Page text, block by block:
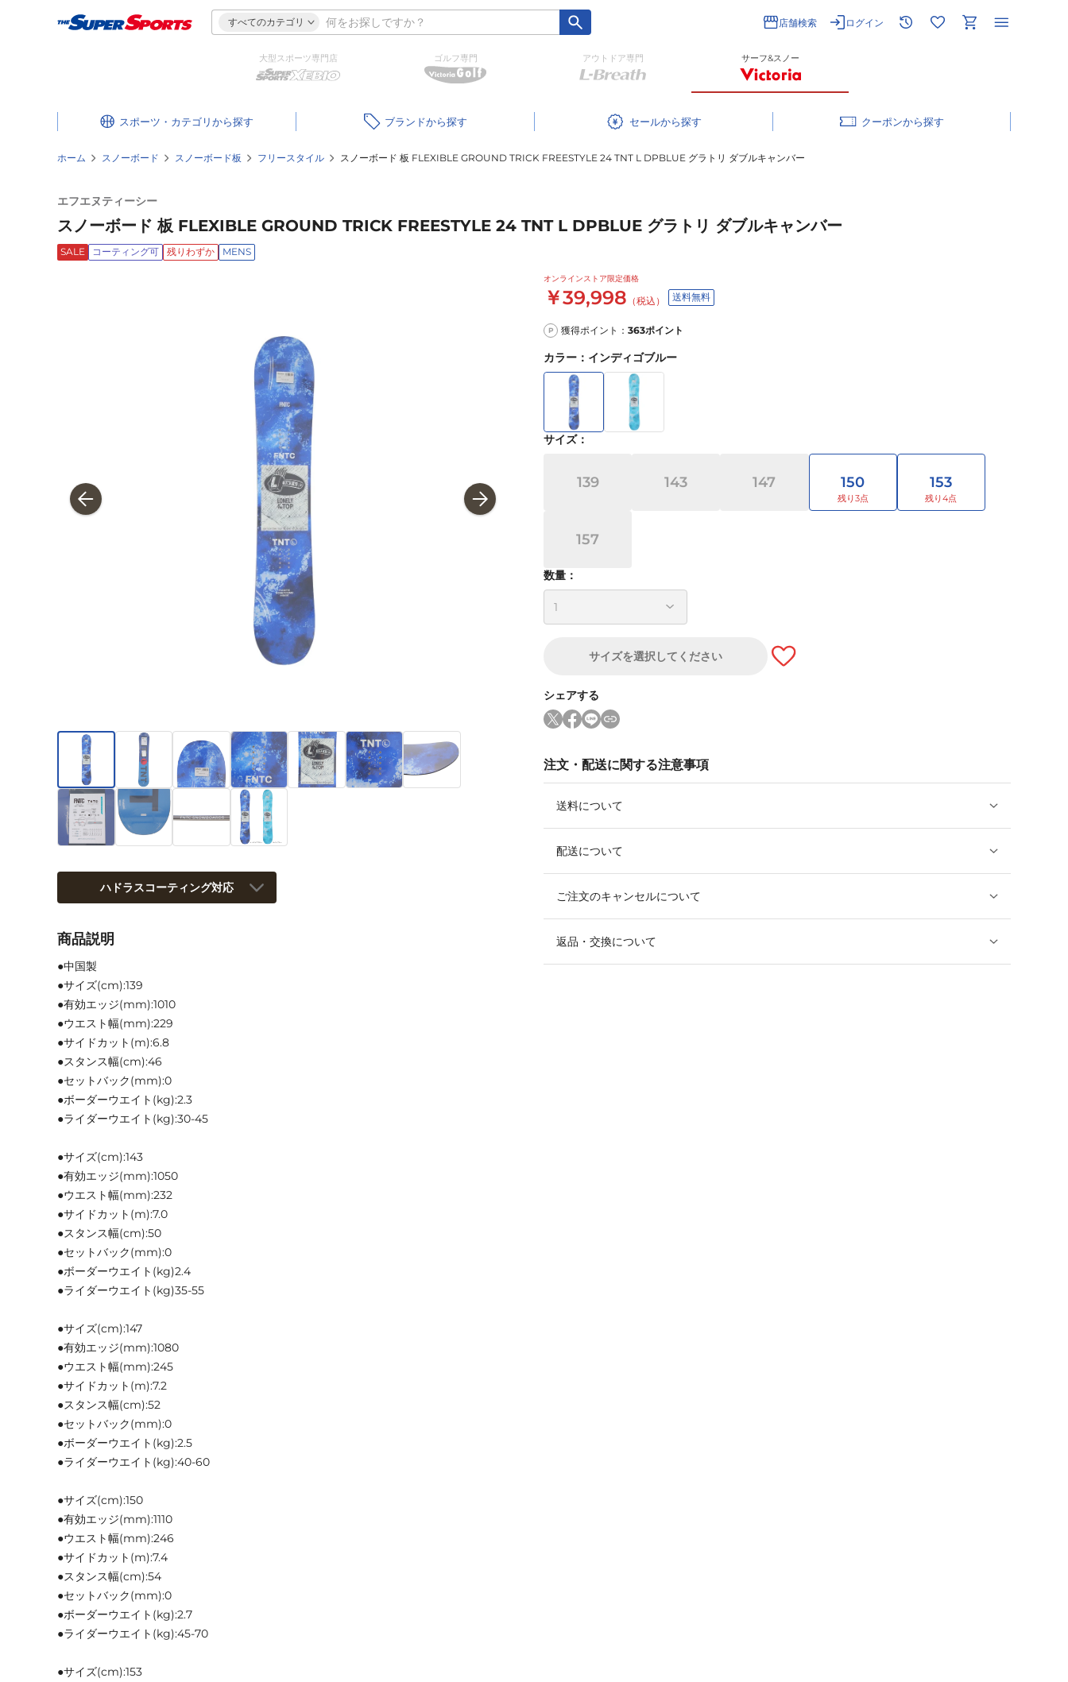
すべてのカテゴリ 店舗検索 ログイン
大型スポーツ専門店 ゴルフ専門 アウトドア専門 サーフ&スノー
スポーツ・カテゴリ ブランド セール クーポン
ホーム スノーボード スノーボード板 フリースタイル スノーボード 板 FLEXIBLE GROUND TRICK FREESTYLE 24 TNT L DPBLUE グラトリ ダブルキャンバー
エフエヌティーシー
スノーボード 板 FLEXIBLE GROUND TRICK FREESTYLE 24 TNT L DPBLUE グラトリ ダブルキャンバー
SALE コーティング可 残りわずか MENS
オンラインストア限定価格
￥39,998 （税込） 送料無料
P 獲得ポイント： 363ポイント
カラー ： インディゴブルー
サイズ：
139 143 147 150 153
157
数量：
サイズを選択してください
シェアする
注文・配送に関する注意事項
送料について
配送について
ご注文のキャンセルについて
返品・交換について
ハドラスコーティング対応
商品説明
●中国製
●サイズ(cm):139
●有効エッジ(mm):1010
●ウエスト幅(mm):229
●サイドカット(m):6.8
●スタンス幅(cm):46
●セットバック(mm):0
●ボーダーウエイト(kg):2.3
●ライダーウエイト(kg):30-45
●サイズ(cm):143
●有効エッジ(mm):1050
●ウエスト幅(mm):232
●サイドカット(m):7.0
●スタンス幅(cm):50
●セットバック(mm):0
●ボーダーウエイト(kg)2.4
●ライダーウエイト(kg)35-55
●サイズ(cm):147
●有効エッジ(mm):1080
●ウエスト幅(mm):245
●サイドカット(m):7.2
●スタンス幅(cm):52
●セットバック(mm):0
●ボーダーウエイト(kg):2.5
●ライダーウエイト(kg):40-60
●サイズ(cm):150
●有効エッジ(mm):1110
●ウエスト幅(mm):246
●サイドカット(m):7.4
●スタンス幅(cm):54
●セットバック(mm):0
●ボーダーウエイト(kg):2.7
●ライダーウエイト(kg):45-70
●サイズ(cm):153